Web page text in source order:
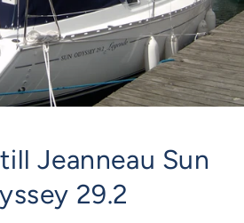
Jeanneau Sun
29.2